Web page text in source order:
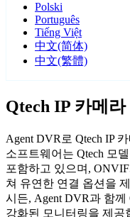
Polski
Português
Tiếng Việt
中文(简体)
中文(繁體)
Qtech IP 카메
Agent DVR로 Qtech IP
소프트웨어는 Qtech 모
포함하고 있으며,
쳐 유연한 연결 옵션을
시든, Agent DVR과 함께
강화된 모니터링을 제공